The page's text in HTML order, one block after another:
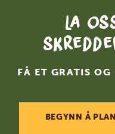
La
FÅ ET GRATIS
BEGYNN Å